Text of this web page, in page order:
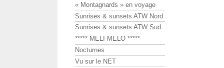
« Montagnards » en voyage
Sunrises & sunsets ATW Nord
Sunrises & sunsets ATW Sud
***** MELI-MELO *****
Nocturnes
Vu sur le NET